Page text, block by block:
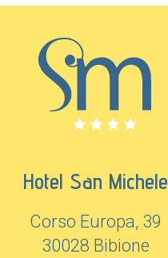
Hotel San Michele
Corso Europa, 39
30028 Bibione